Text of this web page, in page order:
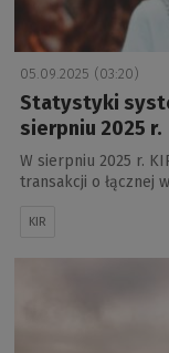
05.09.2025 (03:20)
Statystyki
sierpniu 2025 r.
W sierpniu 2025 r.
transakcji o łącznej
KIR
a